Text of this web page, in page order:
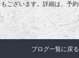
ございます。詳細は、予
ブログ一覧に戻